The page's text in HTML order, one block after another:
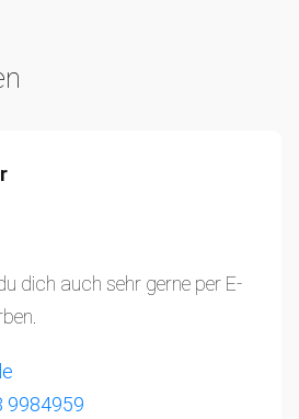
dich auch sehr gerne per E-
9984959